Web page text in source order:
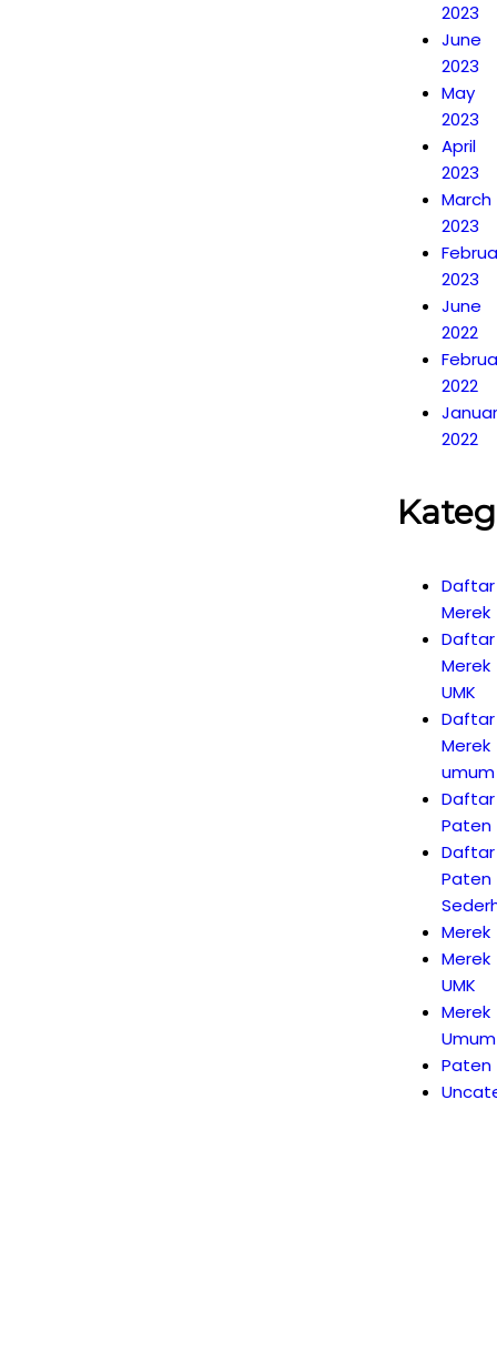
2023
June
2023
May
2023
April
2023
March
2023
2023
June
2022
2022
2022
Daftar
Merek
Daftar
Merek
UMK
Daftar
Merek
umum
Daftar
Paten
Daftar
Paten
Merek
Merek
UMK
Merek
Umum
Paten